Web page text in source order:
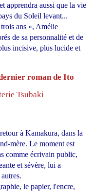
apprendra aussi que la vie
du Soleil levant...
ans », Amélie
de sa personnalité et de
incisive, plus lucide et
roman de Ito
Tsubaki
à Kamakura, dans la
mère. Le moment est
comme écrivain public,
et sévère, lui a
le papier, l'encre,